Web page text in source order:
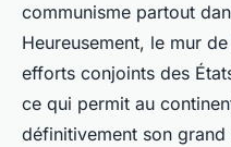
communisme partout
Heureusement, le mur
efforts conjoints des
ce qui permit au
définitivement son